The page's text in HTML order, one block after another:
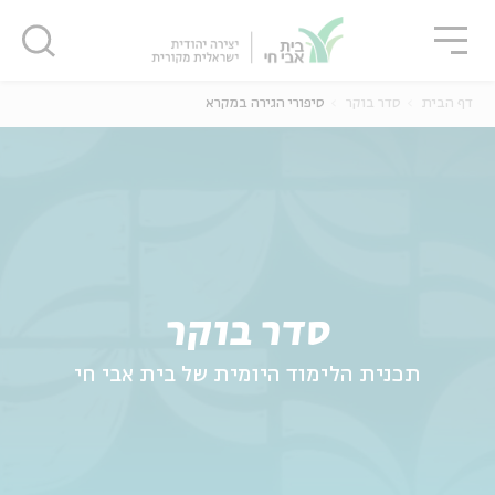
סדר בוקר
תכנית הלימוד היומית של בית אבי חי
דף הבית סדר בוקר סיפורי הגירה במקרא
סגור